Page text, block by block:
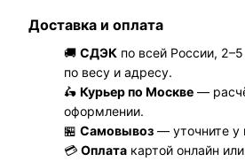
Доставка и оплата
🚚 СДЭК по всей России,
по весу и адресу.
🛵 Курьер по Москве —
оформлении.
🏪 Самовывоз — уточните
💳 Оплата картой онлайн